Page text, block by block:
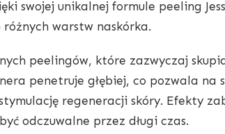
swojej unikalnej formule peeling
warstw naskórka.
peelingów, które zazwyczaj
penetruje głębiej, co pozwala na
regeneracji skóry. Efekty
odczuwalne przez długi czas.